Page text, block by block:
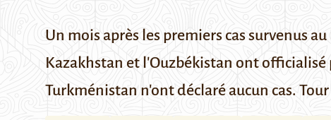
Un mois après les premiers cas survenus
Kazakhstan et l'Ouzbékistan ont
Turkménistan n'ont déclaré aucun cas.